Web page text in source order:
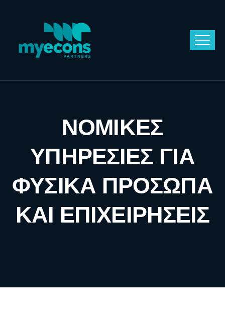
ΝΟΜΙΚΕΣ
ΥΠΗΡΕΣΙΕΣ ΓΙΑ
ΦΥΣΙΚΑ ΠΡΟΣΩΠΑ
ΚΑΙ ΕΠΙΧΕΙΡΗΣΕΙΣ